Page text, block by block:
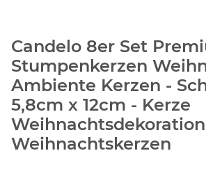
Candelo 8er Set
Stumpenkerzen
Ambiente Kerzen -
5,8cm x 12cm - Kerze
Weihnachtskerzen